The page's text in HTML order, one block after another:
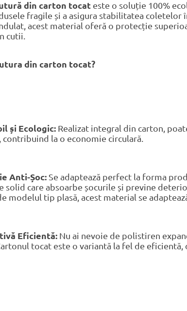
din carton tocat este o soluție 100%
fragile și a asigura stabilitatea
acest material oferă o protecție
cutii.
din carton tocat?
și Ecologic: Realizat integral din carton,
contribuind la o economie circulară.
Anti-Șoc: Se adaptează perfect la forma
solid care absoarbe șocurile și previne
modelul tip plasă, acest material se
Eficientă: Nu ai nevoie de polistiren
tocat este o variantă la fel de